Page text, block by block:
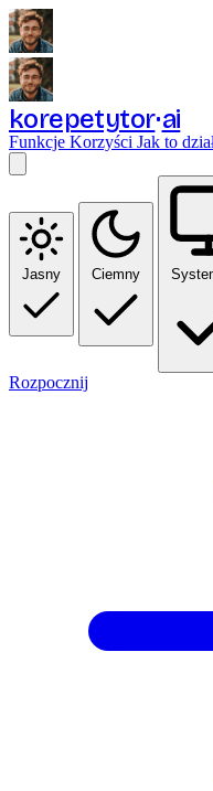
korepetytor ai
Funkcje Korzyści Jak to
Jasny Ciemny
Rozpocznij